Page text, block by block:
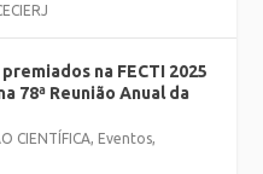
na FECTI 2025
78ª Reunião Anual da
CIENTÍFICA, Eventos,